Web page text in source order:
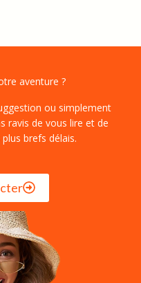
aventure ?
ou simplement
ravis de vous lire et de
brefs délais.